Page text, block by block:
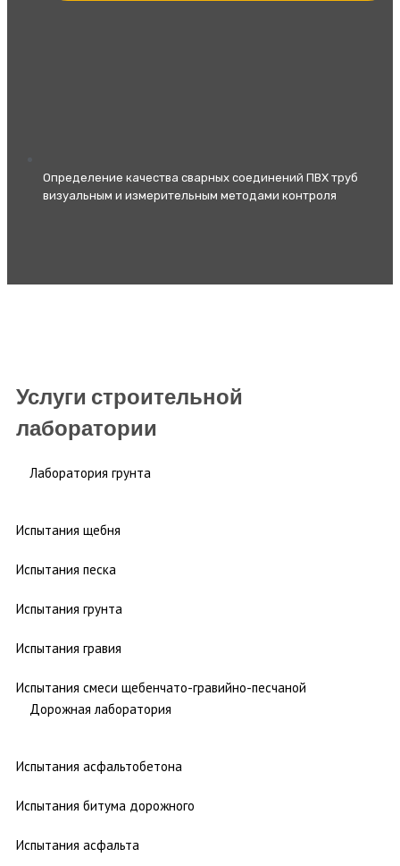
Определение качества сварных соединений ПВХ труб
визуальным и измерительным методами контроля
Услуги строительной
лаборатории
Лаборатория грунта
Испытания щебня
Испытания песка
Испытания грунта
Испытания гравия
Испытания смеси щебенчато-гравийно-песчаной
Дорожная лаборатория
Испытания асфальтобетона
Испытания битума дорожного
Испытания асфальта